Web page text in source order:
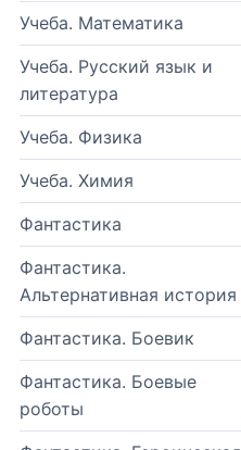
Учеба. Математика
Учеба. Русский язык и
литература
Учеба. Физика
Учеба. Химия
Фантастика
Фантастика.
Альтернативная история
Фантастика. Боевик
Фантастика. Боевые
роботы